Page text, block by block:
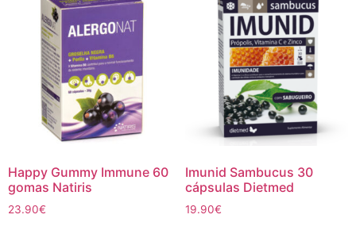
Happy Gummy Immune 60
gomas Natiris
23.90€
Imunid Sambucus 30
cápsulas Dietmed
19.90€